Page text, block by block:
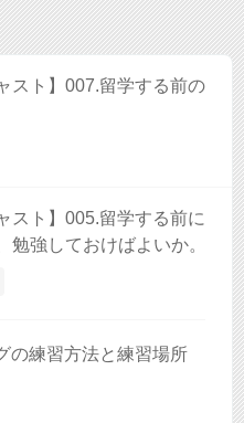
スト】007.留学する前の
スト】005.留学する前に
勉強しておけばよいか。
の練習方法と練習場所